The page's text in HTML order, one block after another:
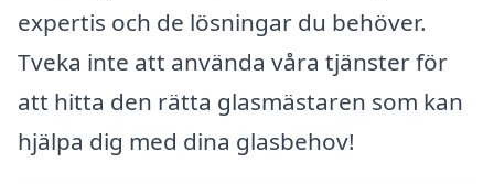
expertis och de lösningar du behöver.
Tveka inte att använda våra tjänster för
att hitta den rätta glasmästaren som kan
hjälpa dig med dina glasbehov!